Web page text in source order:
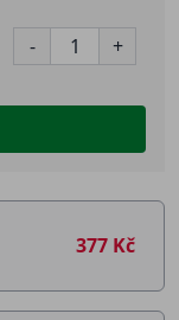
- +
377 Kč